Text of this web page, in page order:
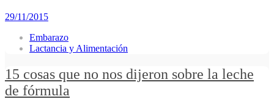
29/11/2015
Embarazo
Lactancia y Alimentación
15 cosas que no nos dijeron sobre la leche
de fórmula